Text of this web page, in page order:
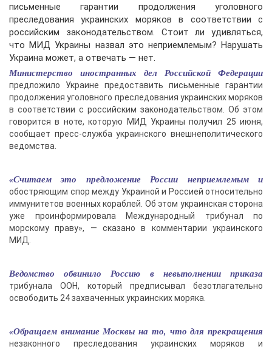
письменные гарантии продолжения уголовного
преследования украинских моряков в соответствии с
российским законодательством. Стоит ли удивляться,
что МИД Украины назвал это неприемлемым? Нарушать
Украина может, а отвечать — нет.
Министерство иностранных дел Российской Федерации
предложило Украине предоставить письменные гарантии
продолжения уголовного преследования украинских моряков
в соответствии с российским законодательством. Об этом
говорится в ноте, которую МИД Украины получил 25 июня,
сообщает пресс-служба украинского внешнеполитического
ведомства.
«Считаем это предложение России неприемлемым и
обостряющим спор между Украиной и Россией относительно
иммунитетов военных кораблей. Об этом украинская сторона
уже проинформировала Международный трибунал по
морскому праву», — сказано в комментарии украинского
МИД.
Ведомство обвинило Россию в невыполнении приказа
трибунала ООН, который предписывал безотлагательно
освободить 24 захваченных украинских моряка.
«Обращаем внимание Москвы на то, что для прекращения
незаконного преследования украинских моряков и